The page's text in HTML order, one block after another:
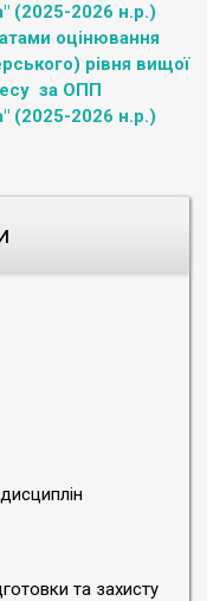
та захисту
(2025-2026 н.р.)
оцінювання
рівня вищої
за ОПП
(2025-2026 н.р.)